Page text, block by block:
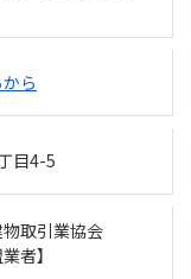
ら
目4-5
物取引業協会
者】